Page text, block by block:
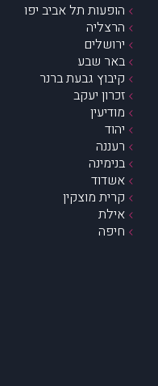
הופעות תל אביב יפו
הרצליה
ירושלים
באר שבע
קיבוץ גבעת ברנר
זכרון יעקב
מודיעין
יהוד
רעננה
בנימינה
אשדוד
קרית מוצקין
אילת
חיפה